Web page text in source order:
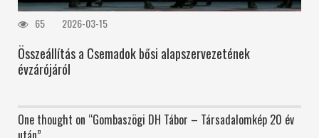
65 2026-03-15
Összeállítás a Csemadok bősi alapszervezetének
évzárójáról
One thought on “Gombaszögi DH Tábor – Társadalomkép 20 év